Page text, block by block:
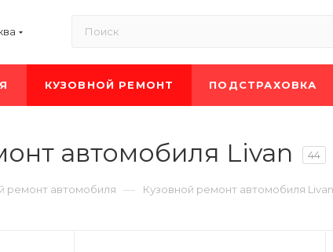
КУЗОВНОЙ РЕМОНТ ПОДСТРАХОВКА
автомобиля Livan 44
ремонт автомобиля — Кузовной ремонт автомобиля Livan